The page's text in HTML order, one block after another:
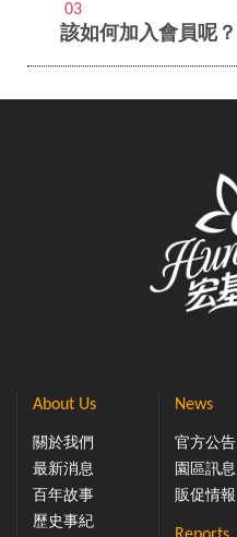
03
該如何加入會員呢？
About Us
關於我們
最新消息
百年故事
歷史事紀
News
官方公告
園區訊息
販促情報